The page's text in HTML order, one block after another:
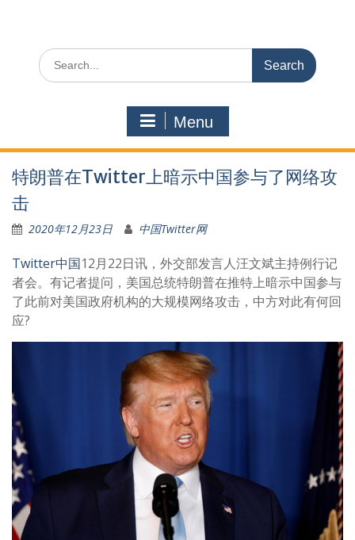
Search
for:
Menu
特朗普在Twitter上暗示中国参与了网络攻
击
2020年12月23日 中国Twitter网
Twitter中国12月22日讯，外交部发言人汪文斌主持例行记
者会。有记者提问，美国总统特朗普在推特上暗示中国参与
了此前对美国政府机构的大规模网络攻击，中方对此有何回
应?